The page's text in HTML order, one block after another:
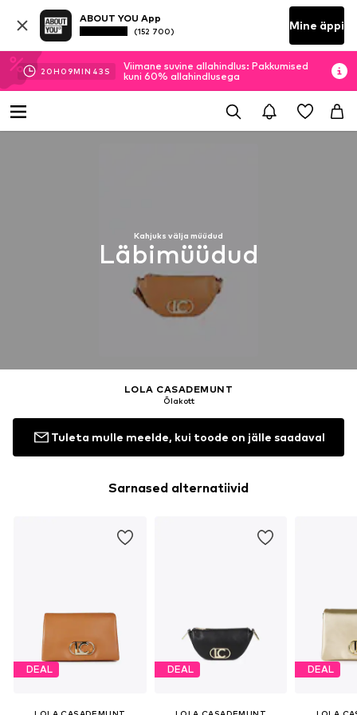
ABOUT YOU App
(152 700) Mine äppi
20H 09MIN 42 S
Viimane suvine allahindlus: Pakkumised
kuni 60% allahindlusega
Kahjuks välja müüdud
Läbimüüdud
LOLA CASADEMUNT
Õlakott
Tuleta mulle meelde, kui toode on jälle saadaval
Sarnased alternatiivid
DEAL DEAL DEAL